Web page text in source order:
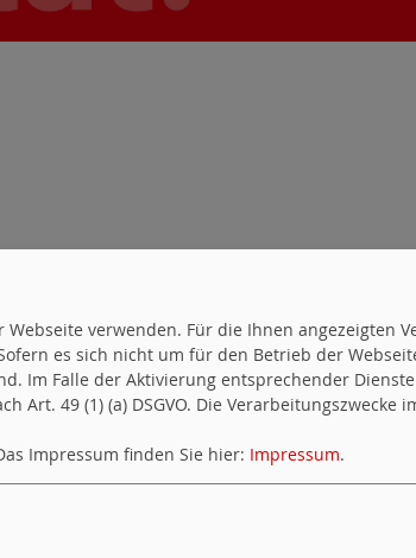
verwenden. Für die Ihnen angezeigten
es sich nicht um für den Betrieb der
Im Falle der Aktivierung entsprechender
Art. 49 (1) (a) DSGVO. Die Verarbeitungszwecke
Impressum finden Sie hier: Impressum.